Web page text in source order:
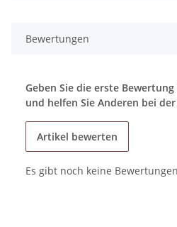
Bewertungen
Geben Sie die erste
und helfen Sie Anderen bei
Artikel bewerten
Es gibt noch keine